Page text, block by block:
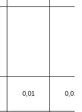
0,01 0,01